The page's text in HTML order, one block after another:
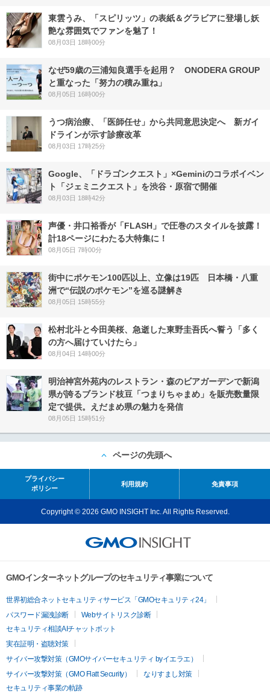
東雲うみ、「スピリッツ」の表紙＆グラビアに登場し妖
艶な雰囲気でファンを魅了！
08月03日 18時00分
なぜ59歳の三浦知良選手を起用？ ONODERA GROUP
と重なった「努力の積み重ね」
08月05日 16時00分
うつ病治療、「医師任せ」から共同意思決定へ 新ガイ
ドラインが示す診療改革
08月03日 17時25分
Google、「ドラゴンクエスト」×Geminiのコラボイベン
ト「ジェミニクエスト」を渋谷・原宿で開催
08月03日 18時42分
声優・井口裕香が「FLASH」で圧巻のスタイルを披露！
計18ページにわたる大特集に！
08月05日 7時00分
街中にポケモン100匹以上、立像は19匹 日本橋・八重
洲で“伝説のポケモン”を巡る謎解き
08月05日 15時55分
松村北斗と今田美桜、急逝した東野圭吾氏へ誓う「多く
の方へ届けていけたら」
08月04日 14時00分
明治神宮外苑内のレストラン・森のビアガーデンで新潟
県が誇るブランド枝豆「つまりちゃまめ」を販売数量限
定で提供。えだまめ県の魅力を発信
08月05日 15時51分
ページの先頭へ
プライバシー
ポリシー
利用規約 免責事項
Copyright © 2026 GMO INSIGHT Inc. All Rights Reserved.
GMOインターネットグループのセキュリティ事業について
世界初総合ネットセキュリティサービス「GMOセキュリティ24」
パスワード漏洩診断
Webサイトリスク診断
セキュリティ相談AIチャットボット
実在証明・盗聴対策
サイバー攻撃対策（GMOサイバーセキュリティ byイエラエ）
サイバー攻撃対策（GMO Flatt Security）
なりすまし対策
セキュリティ事業の軌跡